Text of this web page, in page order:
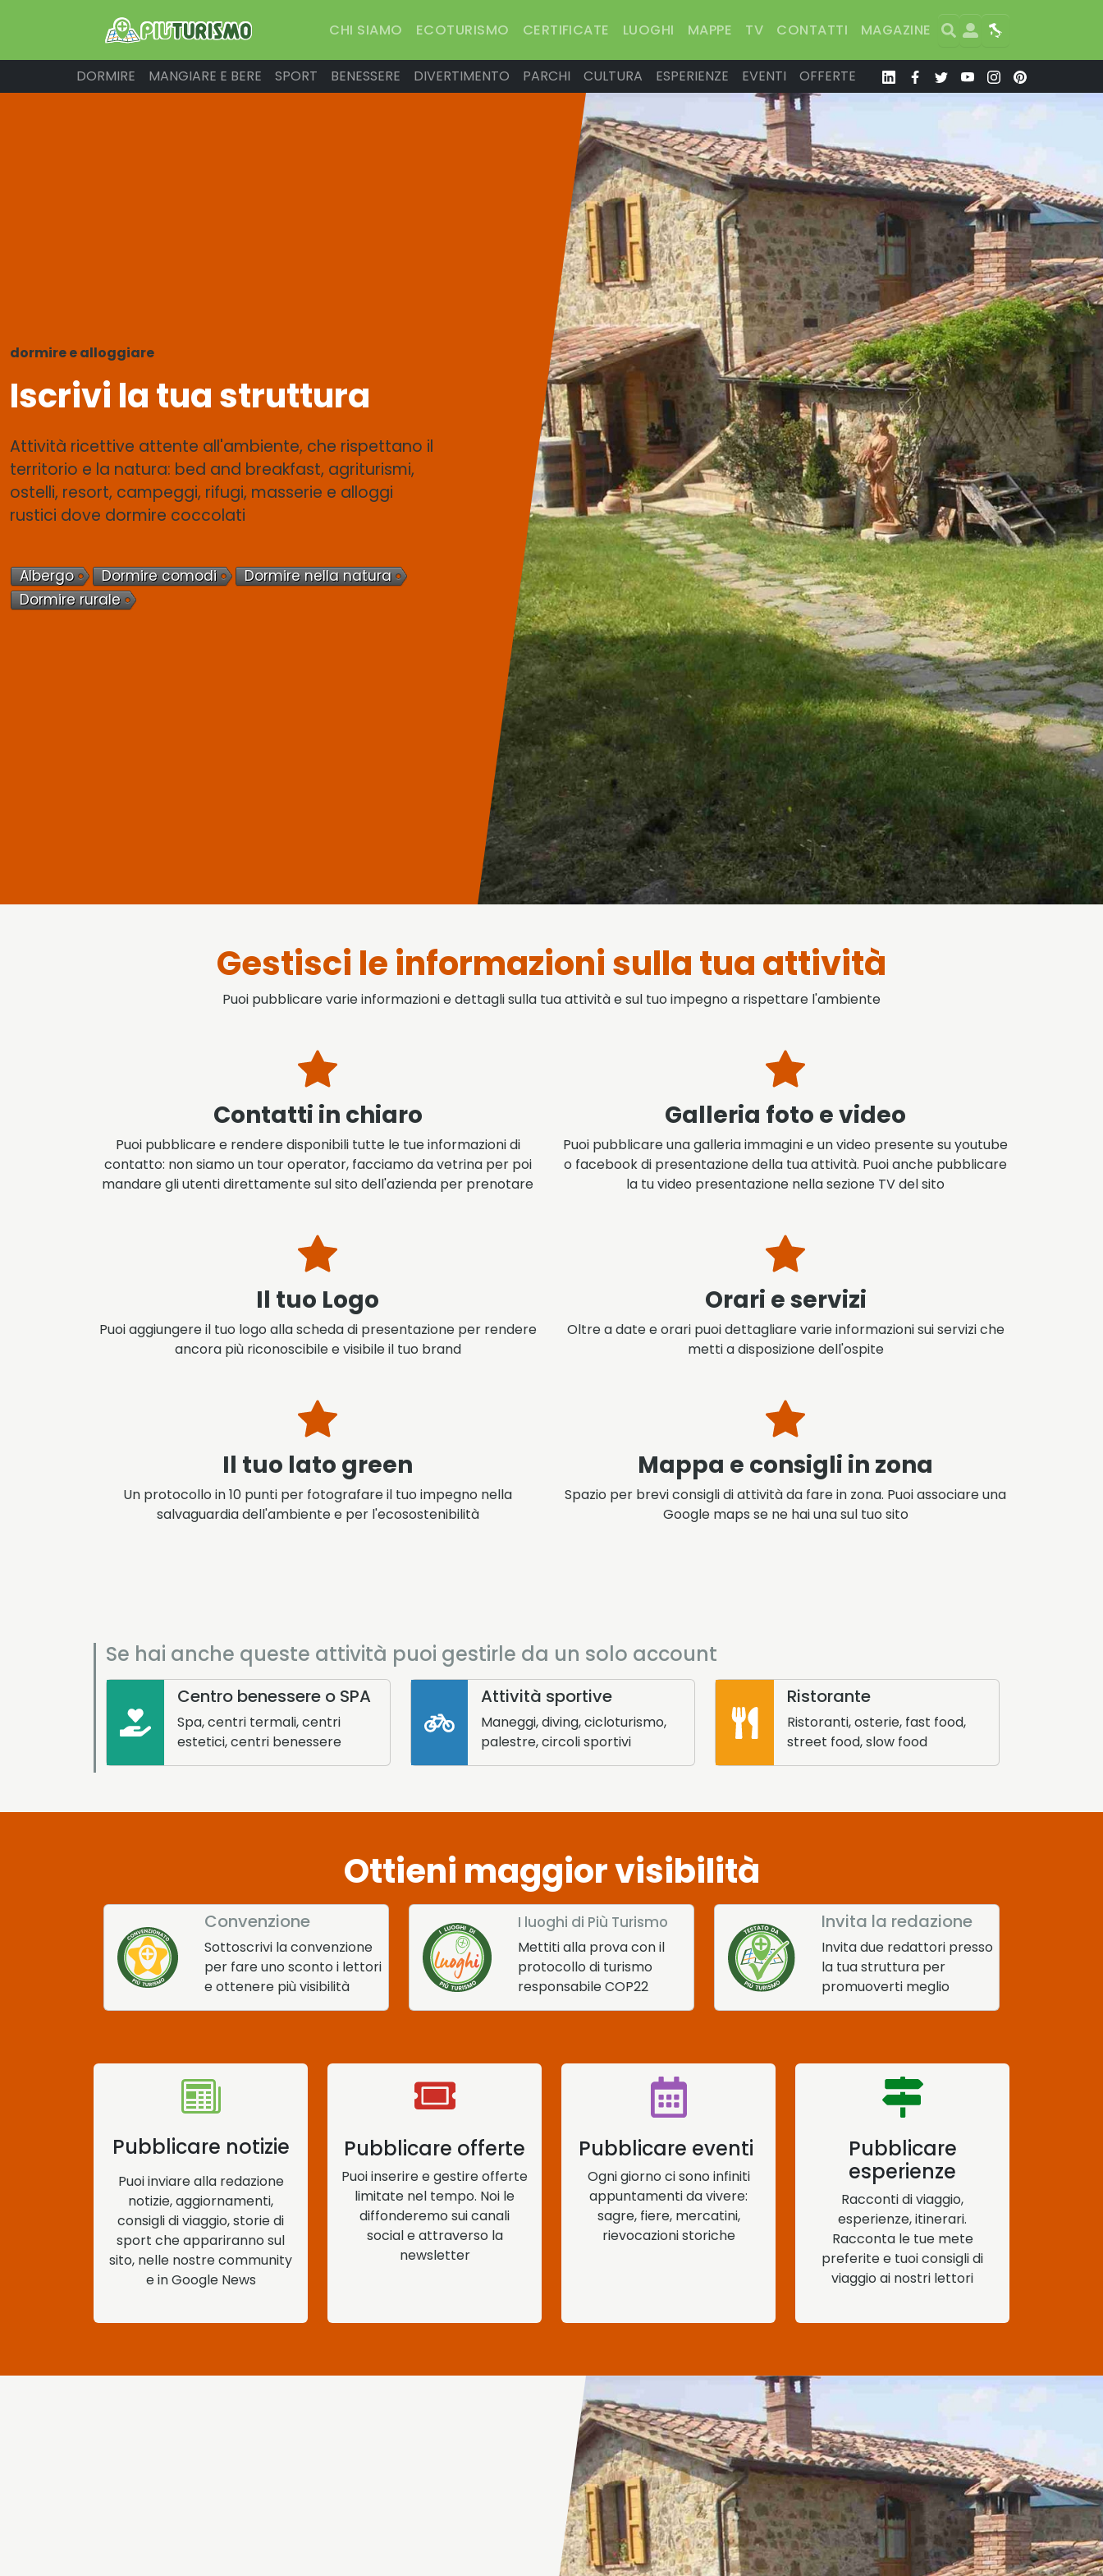
CHI SIAMO ECOTURISMO CERTIFICATE LUOGHI MAPPE TV CONTATTI MAGAZINE Search
User Map
DORMIRE MANGIARE E BERE SPORT BENESSERE DIVERTIMENTO PARCHI CULTURA ESPERIENZE EVENTI OFFERTE
dormire e alloggiare
Iscrivi la tua struttura
Attività ricettive attente all'ambiente, che rispettano il
territorio e la natura: bed and breakfast, agriturismi,
ostelli, resort, campeggi, rifugi, masserie e alloggi
rustici dove dormire coccolati
Albergo Dormire comodi
Dormire nella natura
Dormire rurale
Gestisci le informazioni sulla tua attività
Puoi pubblicare varie informazioni e dettagli sulla tua attività e sul tuo impegno a rispettare l'ambiente
Contatti in chiaro
Puoi pubblicare e rendere disponibili tutte le tue informazioni di
contatto: non siamo un tour operator, facciamo da vetrina per poi
mandare gli utenti direttamente sul sito dell'azienda per prenotare
Galleria foto e video
Puoi pubblicare una galleria immagini e un video presente su youtube
o facebook di presentazione della tua attività. Puoi anche pubblicare
la tu video presentazione nella sezione TV del sito
Il tuo Logo
Puoi aggiungere il tuo logo alla scheda di presentazione per rendere
ancora più riconoscibile e visibile il tuo brand
Orari e servizi
Oltre a date e orari puoi dettagliare varie informazioni sui servizi che
metti a disposizione dell'ospite
Il tuo lato green
Un protocollo in 10 punti per fotografare il tuo impegno nella
salvaguardia dell'ambiente e per l'ecosostenibilità
Mappa e consigli in zona
Spazio per brevi consigli di attività da fare in zona. Puoi associare una
Google maps se ne hai una sul tuo sito
Se hai anche queste attività puoi gestirle da un solo account
Centro benessere o SPA
Spa, centri termali, centri
estetici, centri benessere
Attività sportive
Maneggi, diving, cicloturismo,
palestre, circoli sportivi
Ristorante
Ristoranti, osterie, fast food,
street food, slow food
Ottieni maggior visibilità
Convenzione
Sottoscrivi la convenzione
per fare uno sconto i lettori
e ottenere più visibilità
I luoghi di Più Turismo
Mettiti alla prova con il
protocollo di turismo
responsabile COP22
Invita la redazione
Invita due redattori presso
la tua struttura per
promuoverti meglio
Pubblicare notizie
Puoi inviare alla redazione
notizie, aggiornamenti,
consigli di viaggio, storie di
sport che appariranno sul
sito, nelle nostre community
e in Google News
Pubblicare offerte
Puoi inserire e gestire offerte
limitate nel tempo. Noi le
diffonderemo sui canali
social e attraverso la
newsletter
Pubblicare eventi
Ogni giorno ci sono infiniti
appuntamenti da vivere:
sagre, fiere, mercatini,
rievocazioni storiche
Pubblicare
esperienze
Racconti di viaggio,
esperienze, itinerari.
Racconta le tue mete
preferite e tuoi consigli di
viaggio ai nostri lettori